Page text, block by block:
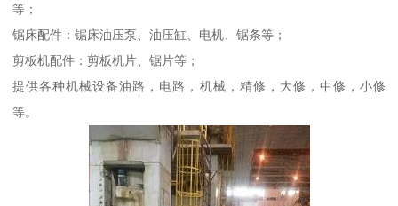
等；
锯床配件：锯床油压泵、油压缸、电机、锯条等；
剪板机配件：剪板机片、锯片等；
提供各种机械设备油路，电路，机械，精修，大修，中修，小修
等。